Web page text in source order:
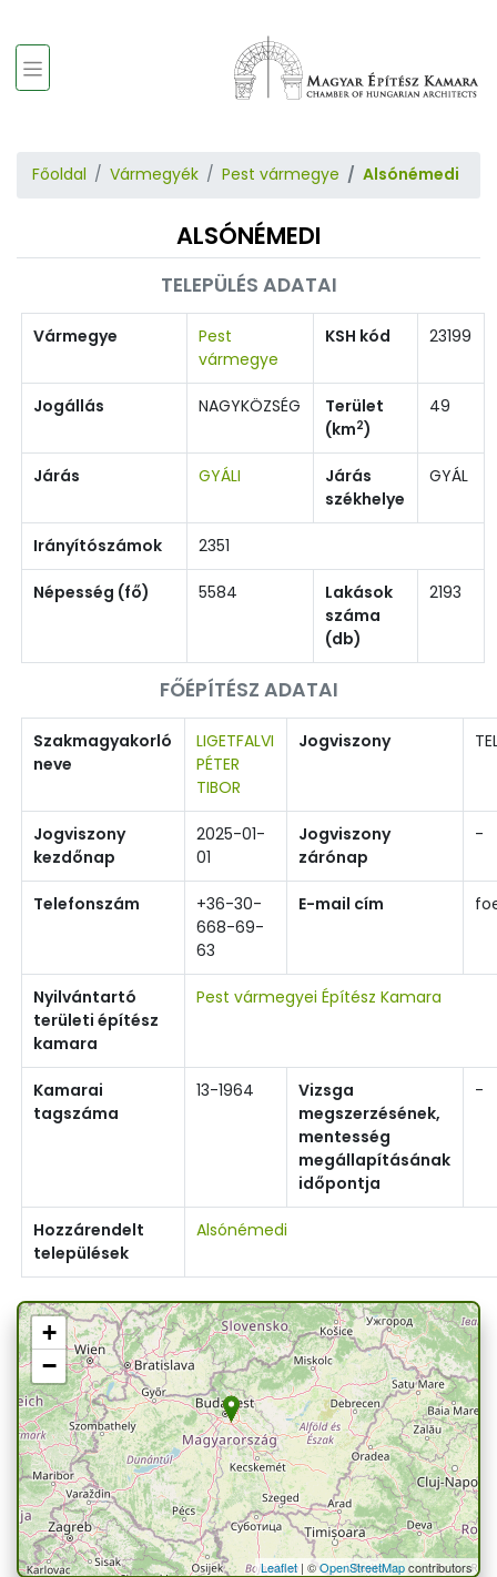
Főoldal Vármegyék Pest vármegye Alsónémedi
ALSÓNÉMEDI
TELEPÜLÉS ADATAI
Vármegye
Pest
vármegye
KSH kód 23199
Jogállás NAGYKÖZSÉG
Terület
(km2)
49
Járás GYÁLI
Járás
székhelye
GYÁL
Irányítószámok 2351
Népesség (fő) 5584
Lakások
száma
(db)
2193
FŐÉPÍTÉSZ ADATAI
Szakmagyakorló
neve
LIGETFALVI
PÉTER
TIBOR
Jogviszony
Jogviszony
kezdőnap
2025-01-
01
Jogviszony
zárónap
-
Telefonszám
+36-30-
668-69-
63
E-mail cím
Nyilvántartó
területi építész
kamara
Pest vármegyei Építész Kamara
Kamarai
tagszáma
13-1964
Vizsga
megszerzésének,
mentesség
megállapításának
időpontja
-
Hozzárendelt
települések
Alsónémedi
+
−
Leaflet| ©OpenStreetMapcontributors